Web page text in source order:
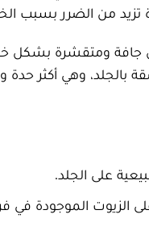
تزيد من الضرر بسبب
جافة ومتقشرة بشكل
بالجلد، وهي أكثر حدة
على الجلد.